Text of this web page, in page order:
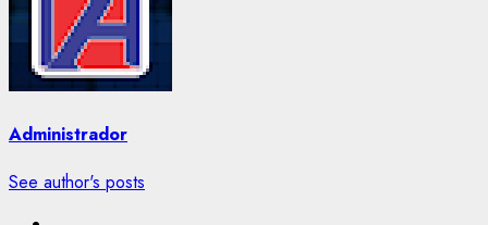
Administrador
See author's posts